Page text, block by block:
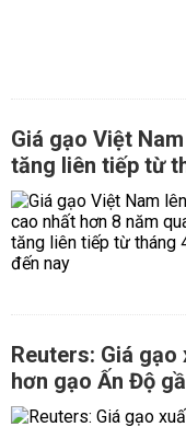
Giá gạo Việt
tăng liên tiếp từ
Reuters: Giá
hơn gạo Ấn Độ